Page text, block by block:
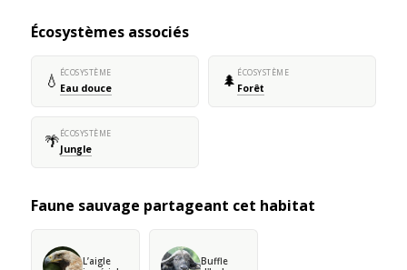
Écosystèmes associés
💧 ÉCOSYSTÈME
Eau douce 🌲 ÉCOSYSTÈME
Forêt
🌴ÉCOSYSTÈME
Jungle
Faune sauvage partageant cet habitat
L’aigle
Buffle